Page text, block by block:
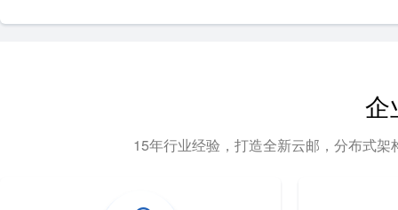
企
15年行业经验，打造全新云邮，分布式